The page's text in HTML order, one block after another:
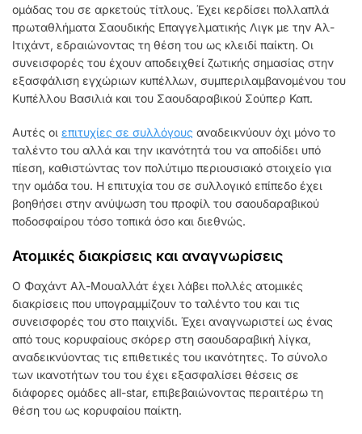
ομάδας του σε αρκετούς τίτλους. Έχει κερδίσει πολλαπλά
πρωταθλήματα Σαουδικής Επαγγελματικής Λιγκ με την Αλ-
Ιτιχάντ, εδραιώνοντας τη θέση του ως κλειδί παίκτη. Οι
συνεισφορές του έχουν αποδειχθεί ζωτικής σημασίας στην
εξασφάλιση εγχώριων κυπέλλων, συμπεριλαμβανομένου του
Κυπέλλου Βασιλιά και του Σαουδαραβικού Σούπερ Καπ.
Αυτές οι επιτυχίες σε συλλόγους αναδεικνύουν όχι μόνο το
ταλέντο του αλλά και την ικανότητά του να αποδίδει υπό
πίεση, καθιστώντας τον πολύτιμο περιουσιακό στοιχείο για
την ομάδα του. Η επιτυχία του σε συλλογικό επίπεδο έχει
βοηθήσει στην ανύψωση του προφίλ του σαουδαραβικού
ποδοσφαίρου τόσο τοπικά όσο και διεθνώς.
Ατομικές διακρίσεις και αναγνωρίσεις
Ο Φαχάντ Αλ-Μουαλλάτ έχει λάβει πολλές ατομικές
διακρίσεις που υπογραμμίζουν το ταλέντο του και τις
συνεισφορές του στο παιχνίδι. Έχει αναγνωριστεί ως ένας
από τους κορυφαίους σκόρερ στη σαουδαραβική λίγκα,
αναδεικνύοντας τις επιθετικές του ικανότητες. Το σύνολο
των ικανοτήτων του του έχει εξασφαλίσει θέσεις σε
διάφορες ομάδες all-star, επιβεβαιώνοντας περαιτέρω τη
θέση του ως κορυφαίου παίκτη.